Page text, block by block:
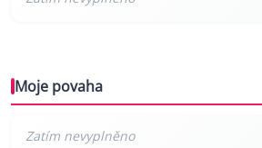
Moje povaha